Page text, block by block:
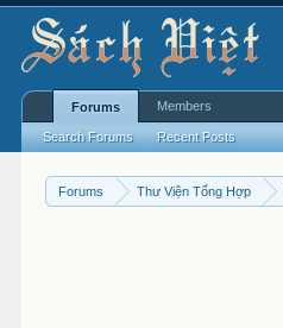
Forums Thư Viện Tổng Hợp
Forums
Search Forums Recent Posts
Members